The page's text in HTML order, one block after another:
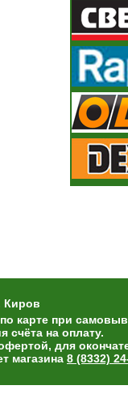
Киров
карте при
счёта на оплату.
для
магазина 8 (8332)